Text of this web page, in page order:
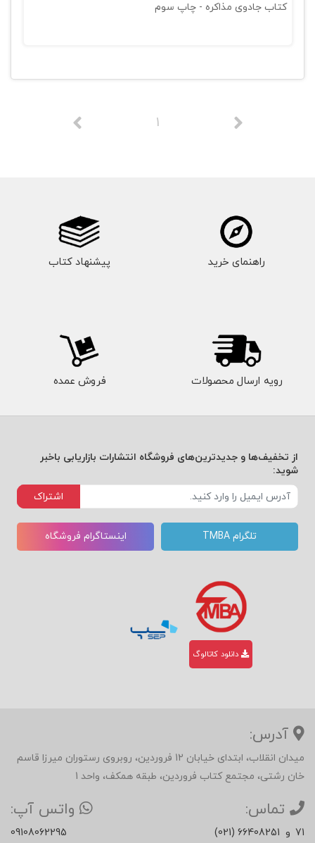
کتاب جادوی مذاکره - چاپ سوم
1
راهنمای خرید پیشنهاد کتاب
رویه ارسال محصولات فروش عمده
از تخفیف‌ها و جدیدترین‌های فروشگاه انتشارات بازاریابی باخبر
شوید:
اشتراک
تلگرام TMBA اینستاگرام فروشگاه
دانلود کاتالوگ
آدرس:
میدان انقلاب، ابتدای خیابان 12 فروردین، روبروی رستوران میرزا قاسم
خان رشتی، مجتمع کتاب فروردین، طبقه همکف، واحد 1
تماس:
(021) 66408251 و 71
واتس آپ:
09108062295